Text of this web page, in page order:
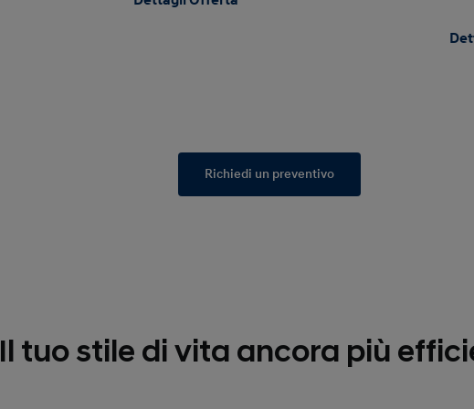
Richiedi un preventivo
Il tuo stile di vita ancora più